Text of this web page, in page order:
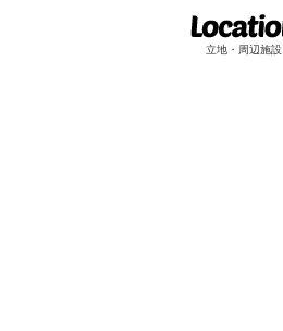
立地・周辺施設